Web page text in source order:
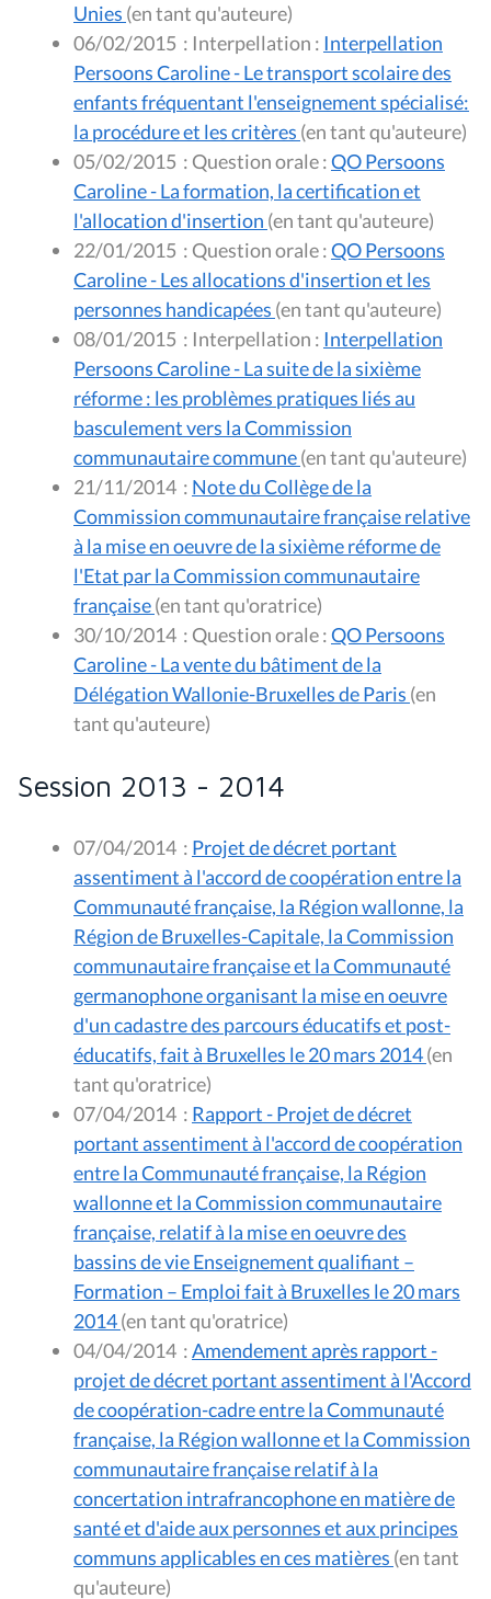
Unies
(en tant qu'auteure)
06/02/2015 : Interpellation : Interpellation
Persoons Caroline - Le transport scolaire des
enfants fréquentant l'enseignement spécialisé:
la procédure et les critères
(en tant qu'auteure)
05/02/2015 : Question orale :QO Persoons
Caroline - La formation, la certification et
l'allocation d'insertion
(en tant qu'auteure)
22/01/2015 : Question orale :QO Persoons
Caroline - Les allocations d'insertion et les
personnes handicapées
(en tant qu'auteure)
08/01/2015 : Interpellation : Interpellation
Persoons Caroline - La suite de la sixième
réforme : les problèmes pratiques liés au
basculement vers la Commission
communautaire commune
(en tant qu'auteure)
21/11/2014 : Note du Collège de la
Commission communautaire française relative
à la mise en oeuvre de la sixième réforme de
l'Etat par la Commission communautaire
française
(en tant qu'oratrice)
30/10/2014 : Question orale :QO Persoons
Caroline - La vente du bâtiment de la
Délégation Wallonie-Bruxelles de Paris (en
tant qu'auteure)
Session 2013 - 2014
07/04/2014 : Projet de décret portant
assentiment à l'accord de coopération entre la
Communauté française, la Région wallonne, la
Région de Bruxelles-Capitale, la Commission
communautaire française et la Communauté
germanophone organisant la mise en oeuvre
d'un cadastre des parcours éducatifs et post-
éducatifs, fait à Bruxelles le 20 mars 2014(en
tant qu'oratrice)
07/04/2014 : Rapport - Projet de décret
portant assentiment à l'accord de coopération
entre la Communauté française, la Région
wallonne et la Commission communautaire
française, relatif à la mise en oeuvre des
bassins de vie Enseignement qualifiant –
Formation – Emploi fait à Bruxelles le 20 mars
2014
(en tant qu'oratrice)
04/04/2014 :Amendement après rapport -
projet de décret portant assentiment à l'Accord
de coopération-cadre entre la Communauté
française, la Région wallonne et la Commission
communautaire française relatif à la
concertation intrafrancophone en matière de
santé et d'aide aux personnes et aux principes
communs applicables en ces matières (en tant
qu'auteure)